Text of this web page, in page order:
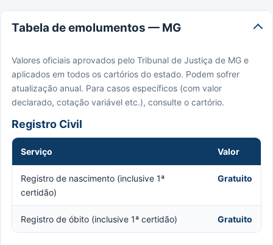
Tabela de emolumentos — MG
Valores oficiais aprovados pelo Tribunal de Justiça de MG e
aplicados em todos os cartórios do estado. Podem sofrer
atualização anual. Para casos específicos (com valor
declarado, cotação variável etc.), consulte o cartório.
Registro Civil
Serviço Valor
Registro de nascimento (inclusive 1ª
certidão)
Gratuito
Registro de óbito (inclusive 1ª certidão) Gratuito